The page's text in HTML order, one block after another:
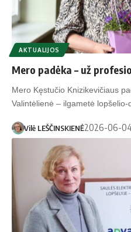
AKTUALIJOS
Mero padėka – už
Mero Kęstučio Knizikevičiaus
Valintėlienė – ilgametė
Vilė LEŠČINSKIENĖ2026-06-